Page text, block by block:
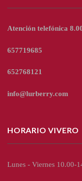
Atención telefónica
657719685
652768121
info@lurberry.com
HORARIO VIVERO
Lunes - Viernes 10.00-